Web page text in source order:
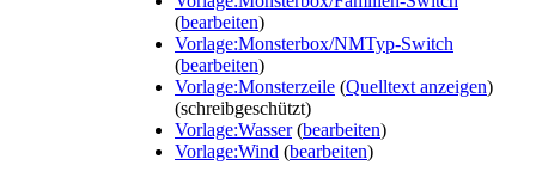
(bearbeiten)
Vorlage:Monsterbox/NMTyp-Switch
(bearbeiten)
Vorlage:Monsterzeile (Quelltext anzeigen)
(schreibgeschützt)
Vorlage:Wasser(bearbeiten)
Vorlage:Wind (bearbeiten)